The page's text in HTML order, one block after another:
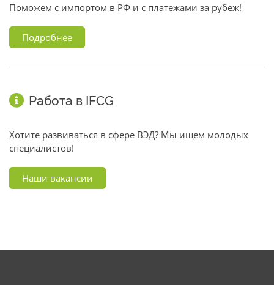
Поможем с импортом в РФ и с платежами за рубеж!
Подробнее
Работа в IFCG
Хотите развиваться в сфере ВЭД? Мы ищем молодых
специалистов!
Наши вакансии